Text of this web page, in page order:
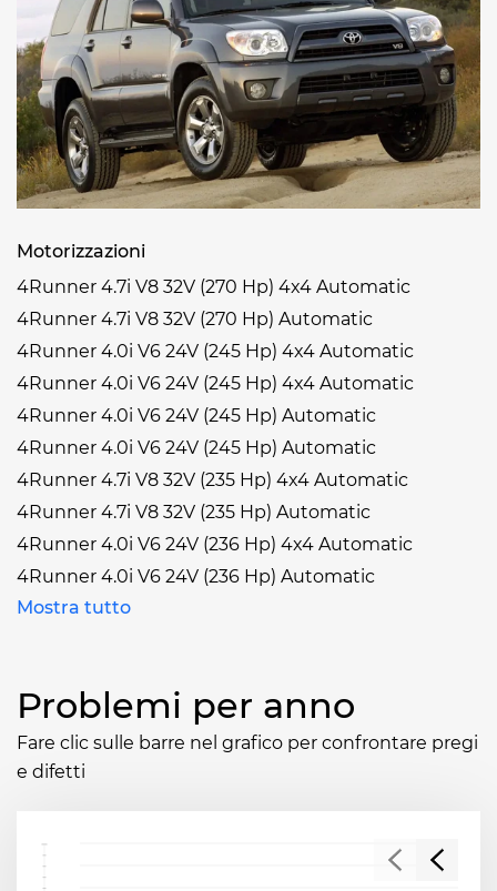
Motorizzazioni
4Runner 4.7i V8 32V (270 Hp) 4x4 Automatic
4Runner 4.7i V8 32V (270 Hp) Automatic
4Runner 4.0i V6 24V (245 Hp) 4x4 Automatic
4Runner 4.0i V6 24V (245 Hp) 4x4 Automatic
4Runner 4.0i V6 24V (245 Hp) Automatic
4Runner 4.0i V6 24V (245 Hp) Automatic
4Runner 4.7i V8 32V (235 Hp) 4x4 Automatic
4Runner 4.7i V8 32V (235 Hp) Automatic
4Runner 4.0i V6 24V (236 Hp) 4x4 Automatic
4Runner 4.0i V6 24V (236 Hp) Automatic
Mostra tutto
Problemi per anno
Fare clic sulle barre nel grafico per confrontare pregi
e difetti